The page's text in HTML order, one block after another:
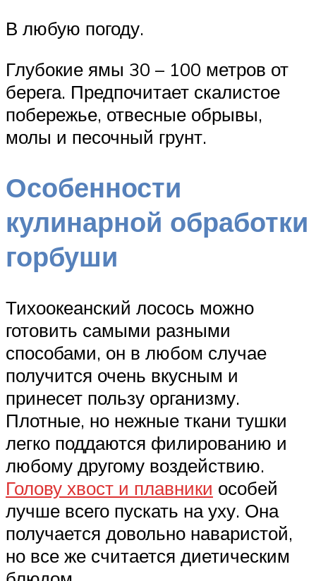
В любую погоду.
Глубокие ямы 30 – 100 метров от
берега. Предпочитает скалистое
побережье, отвесные обрывы,
молы и песочный грунт.
Особенности
кулинарной обработки
горбуши
Тихоокеанский лосось можно
готовить самыми разными
способами, он в любом случае
получится очень вкусным и
принесет пользу организму.
Плотные, но нежные ткани тушки
легко поддаются филированию и
любому другому воздействию.
Голову хвост и плавники особей
лучше всего пускать на уху. Она
получается довольно наваристой,
но все же считается диетическим